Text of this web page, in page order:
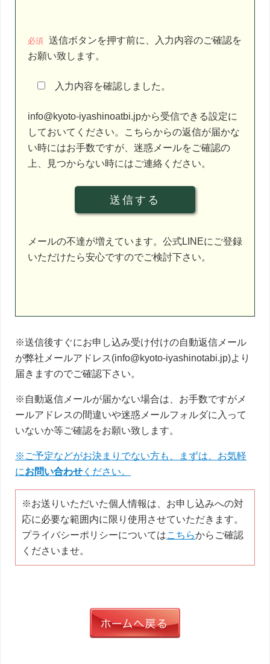
の
フ
ー
ド
は
空
の
て
く
必須 送信ボタンを押す前に、入力内容のご確認を
お願い致します。
入力内容を確認しました。
info@kyoto-iyashinoatbi.jpから受信できる設定に
しておいてください。こちらからの返信が届かな
い時にはお手数ですが、迷惑メールをご確認の
上、見つからない時にはご連絡ください。
メールの不達が増えています。公式LINEにご登録
いただけたら安心ですのでご検討下さい。
※送信後すぐにお申し込み受け付けの自動返信メール
が弊社メールアドレス(info@kyoto-iyashinotabi.jp)より
届きますのでご確認下さい。
※自動返信メールが届かない場合は、お手数ですがメ
ールアドレスの間違いや迷惑メールフォルダに入って
いないか等ご確認をお願い致します。
※ご予定などがお決まりでない方も、まずは、お気軽
にお問い合わせ ください。
※お送りいただいた個人情報は、お申し込みへの対
応に必要な範囲内に限り使用させていただきます。
プライバシーポリシーについてはこちらからご確認
くださいませ。